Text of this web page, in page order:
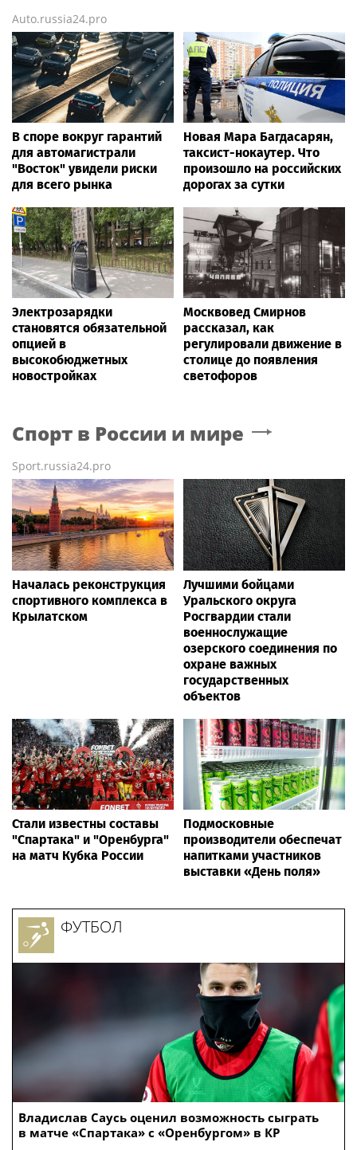
Auto.russia24.pro
В споре вокруг гарантий
для автомагистрали
"Восток" увидели риски
для всего рынка
Новая Мара Багдасарян,
таксист-нокаутер. Что
произошло на российских
дорогах за сутки
Электрозарядки
становятся обязательной
опцией в
высокобюджетных
новостройках
Москвовед Смирнов
рассказал, как
регулировали движение в
столице до появления
светофоров
Спорт в России и мире
Sport.russia24.pro
Началась реконструкция
спортивного комплекса в
Крылатском
Лучшими бойцами
Уральского округа
Росгвардии стали
военнослужащие
озерского соединения по
охране важных
государственных
объектов
Стали известны составы
"Спартака" и "Оренбурга"
на матч Кубка России
Подмосковные
производители обеспечат
напитками участников
выставки «День поля»
Владислав Саусь оценил возможность сыграть
в матче «Спартака» с «Оренбургом» в КР
ФУТБОЛ